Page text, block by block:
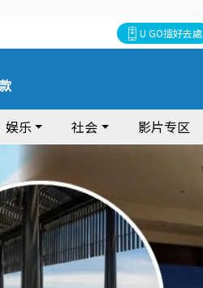
U GO搵好去處
娱乐 社会 影片专区